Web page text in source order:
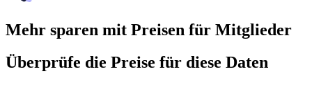
Mehr sparen mit Preisen für Mitglieder
Überprüfe die Preise für diese Daten